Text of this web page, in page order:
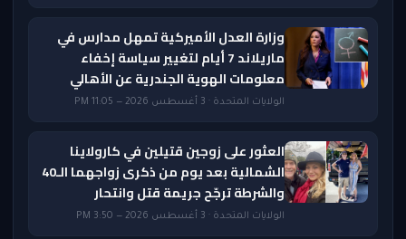
وزارة العدل الأميركية تمهل مدارس في
ماريلاند 7 أيام لتغيير سياسة إخفاء
معلومات الهوية الجندرية عن الأهالي
الولايات المتحدة · 3 أغسطس 2026 — 11:05 PM
العثور على زوجين قتيلين في كارولاينا
الشمالية بعد يوم من ذكرى زواجهما الـ40
والشرطة ترجّح جريمة قتل وانتحار
الولايات المتحدة · 3 أغسطس 2026 — 3:50 PM